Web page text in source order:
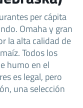
per cápita
Omaha y gran
la alta calidad de
Todos los
humo en el
es legal, pero
una selección